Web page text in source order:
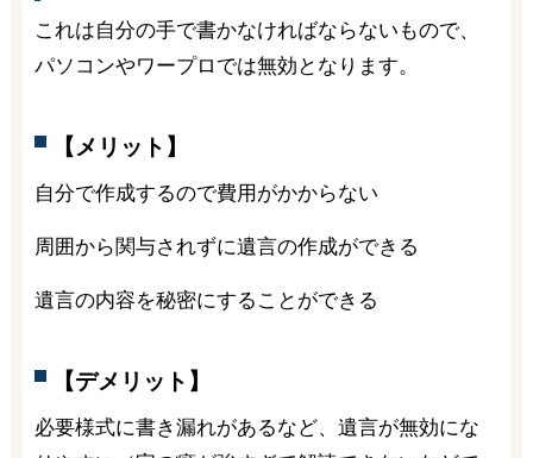
これは自分の手で書かなければならないもので、
パソコンやワープロでは無効となります。
【メリット】
自分で作成するので費用がかからない
周囲から関与されずに遺言の作成ができる
遺言の内容を秘密にすることができる
【デメリット】
必要様式に書き漏れがあるなど、遺言が無効にな